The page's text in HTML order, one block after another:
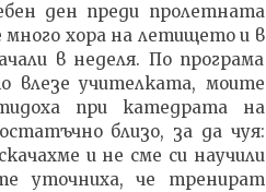
ден преди пролетната
хора на летището и в
в неделя. По програма
влезе учителката, моите
при катедрата на
близо, за да чуя:
и не сме си научили
уточниха, че тренират